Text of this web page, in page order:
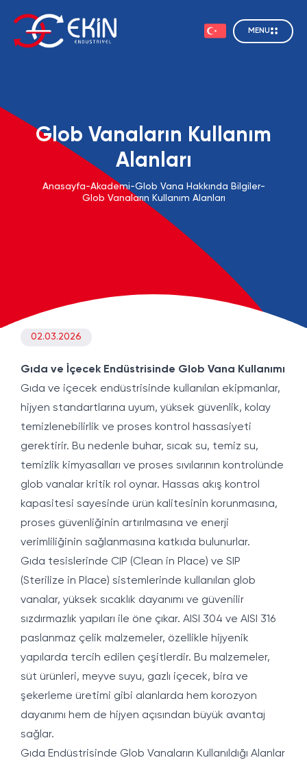
MENU
Glob Vanaların Kullanım
Alanları
Anasayfa-Akademi-Glob Vana Hakkında Bilgiler-
Glob Vanaların Kullanım Alanları
02.03.2026
Gıda ve İçecek Endüstrisinde Glob Vana Kullanımı
Gıda ve içecek endüstrisinde kullanılan ekipmanlar,
hijyen standartlarına uyum, yüksek güvenlik, kolay
temizlenebilirlik ve proses kontrol hassasiyeti
gerektirir. Bu nedenle buhar, sıcak su, temiz su,
temizlik kimyasalları ve proses sıvılarının kontrolünde
glob vanalar kritik rol oynar. Hassas akış kontrol
kapasitesi sayesinde ürün kalitesinin korunmasına,
proses güvenliğinin artırılmasına ve enerji
verimliliğinin sağlanmasına katkıda bulunurlar.
Gıda tesislerinde CIP (Clean in Place) ve SIP
(Sterilize in Place) sistemlerinde kullanılan glob
vanalar, yüksek sıcaklık dayanımı ve güvenilir
sızdırmazlık yapıları ile öne çıkar. AISI 304 ve AISI 316
paslanmaz çelik malzemeler, özellikle hijyenik
yapılarda tercih edilen çeşitlerdir. Bu malzemeler,
süt ürünleri, meyve suyu, gazlı içecek, bira ve
şekerleme üretimi gibi alanlarda hem korozyon
dayanımı hem de hijyen açısından büyük avantaj
sağlar.
Gıda Endüstrisinde Glob Vanaların Kullanıldığı Alanlar